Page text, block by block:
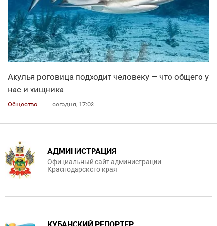
Акулья роговица подходит человеку — что общего у
нас и хищника
Общество сегодня, 17:03
АДМИНИСТРАЦИЯ
Официальный сайт администрации
Краснодарского края